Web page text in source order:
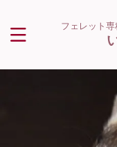
フェレット